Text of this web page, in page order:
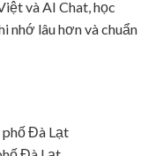
và AI Chat, học
nhớ lâu hơn và chuẩn
phố Đà Lạt